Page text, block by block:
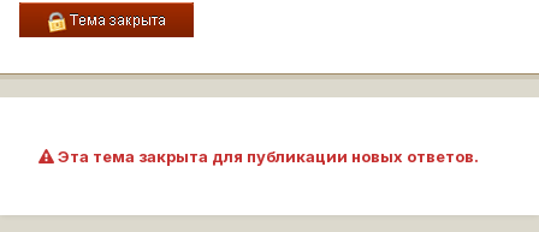
Эта тема закрыта для публикации новых ответов.